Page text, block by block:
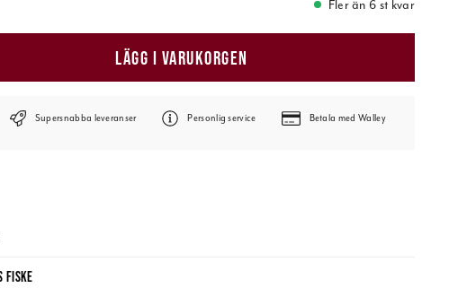
Fler än 6 st kvar
LÄGG I VARUKORGEN
Supersnabba leveranser Personlig service Betala med Walley
FISKE